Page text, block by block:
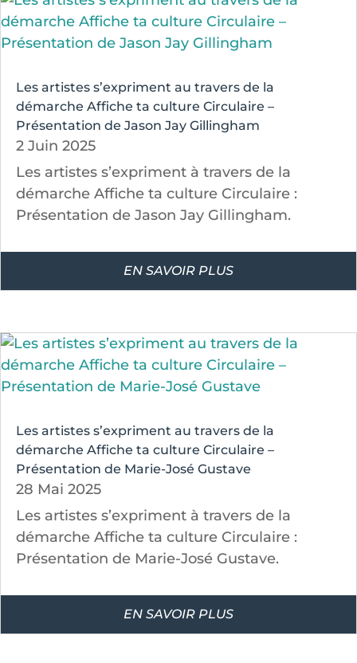
Les artistes s’expriment au travers de la
démarche Affiche ta culture Circulaire –
Présentation de Jason Jay Gillingham
2 Juin 2025
Les artistes s’expriment à travers de la
démarche Affiche ta culture Circulaire :
Présentation de Jason Jay Gillingham.
EN SAVOIR PLUS
Les artistes s’expriment au travers de la
démarche Affiche ta culture Circulaire –
Présentation de Marie-José Gustave
28 Mai 2025
Les artistes s’expriment à travers de la
démarche Affiche ta culture Circulaire :
Présentation de Marie-José Gustave.
EN SAVOIR PLUS